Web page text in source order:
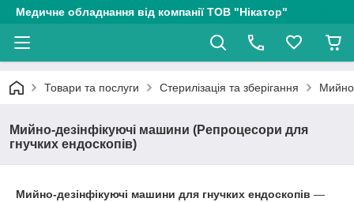
Медичне обладнання від компанії ТОВ "Нікатор"
Товари та послуги Стерилізація та зберігання
Мийно-дезінфікуючі машини (Репроцесори для
гнучких ендоскопів)
Мийно-дезінфікуючі машини для гнучких ендоскопів —